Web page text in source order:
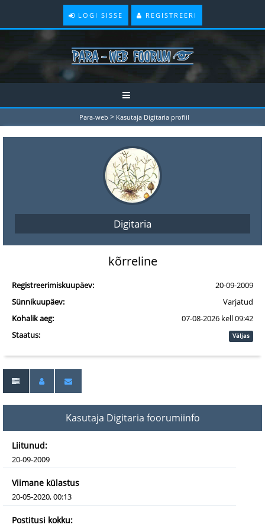
LOGI SISSE REGISTREERI
Para-web > Kasutaja Digitaria profiil
Digitaria
kõrreline
Registreerimiskuupäev:
20-09-2009
Sünnikuupäev:
Varjatud
Kohalik aeg:
07-08-2026 kell 09:42
Staatus:
Väljas
Kasutaja Digitaria foorumiinfo
Liitunud:
20-09-2009
Viimane külastus
20-05-2020, 00:13
Postitusi kokku: